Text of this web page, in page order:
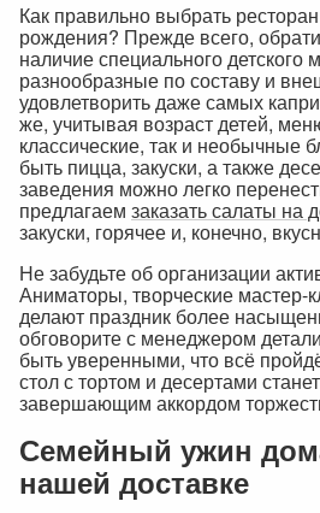
Как правильно выбрать
рождения? Прежде всего,
наличие специального
разнообразные по составу и
удовлетворить даже самых
же, учитывая возраст детей,
классические, так и необычные
быть пицца, закуски, а также
заведения можно легко
предлагаем заказать салаты на
закуски, горячее и, конечно,
Не забудьте об организации
Аниматоры, творческие мастер-
делают праздник более
обговорите с менеджером
быть уверенными, что всё
стол с тортом и десертами
завершающим аккордом
Семейный ужин
нашей доставке